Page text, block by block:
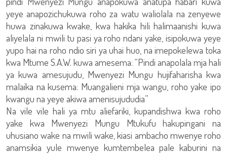
yeye anapozichukuwa roho za watu waliolala na zenyewe
huwa zinakuwa kwake, kwa hakika hili halimaanishi kuwa
aliyelala ni mwili tu pasi ya roho ndani yake, isipokuwa yeye
yupo hai na roho ndio siri ya uhai huo, na imepokelewa toka
kwa Mtume S.A.W. kuwa amesema: “Pindi anapolala mja hali
ya kuwa amesujudu, Mwenyezi Mungu hujifaharisha kwa
malaika na kusema: Muangalieni mja wangu, roho yake ipo
kwangu na yeye akiwa amenisujududia”
Na vile vile hali ya mtu aliefariki, kupandishwa kwa roho
yake kwa Mwenyezi Mungu Mtukufu hakupingani na
uhusiano wake na mwili wake, kiasi ambacho mwenye roho
anamsikia yule mwenye kumtembelea pale kaburini na